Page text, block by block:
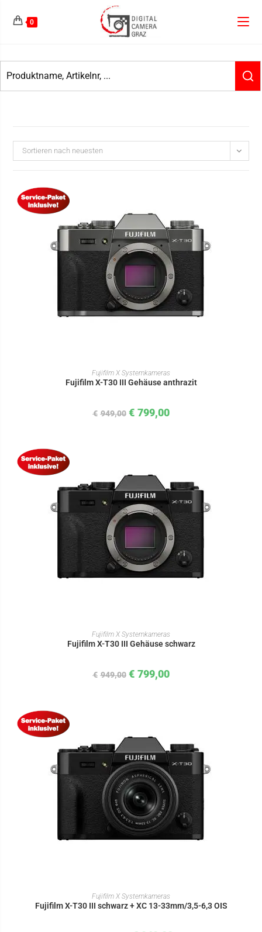
0
Sortieren nach neuesten
IN DEN WARENKORB
Fujifilm X Systemkameras
Fujifilm X-T30 III Gehäuse anthrazit
€ 949,00 € 799,00
IN DEN WARENKORB
Fujifilm X Systemkameras
Fujifilm X-T30 III Gehäuse schwarz
€ 949,00 € 799,00
IN DEN WARENKORB
Fujifilm X Systemkameras
Fujifilm X-T30 III schwarz + XC 13-33mm/3,5-6,3 OIS